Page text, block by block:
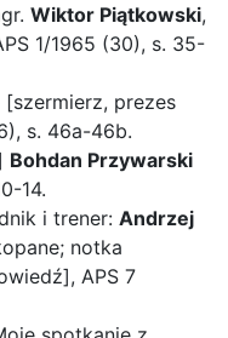
Wiktor Piątkowski,
1/1965 (30), s. 35-
[szermierz, prezes
s. 46a-46b.
Bohdan Przywarski
14.
i trener: Andrzej
notka
APS 7